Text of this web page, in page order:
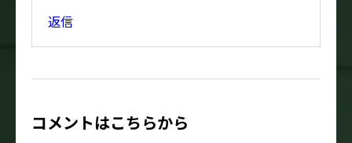
返信
コメントはこちらから